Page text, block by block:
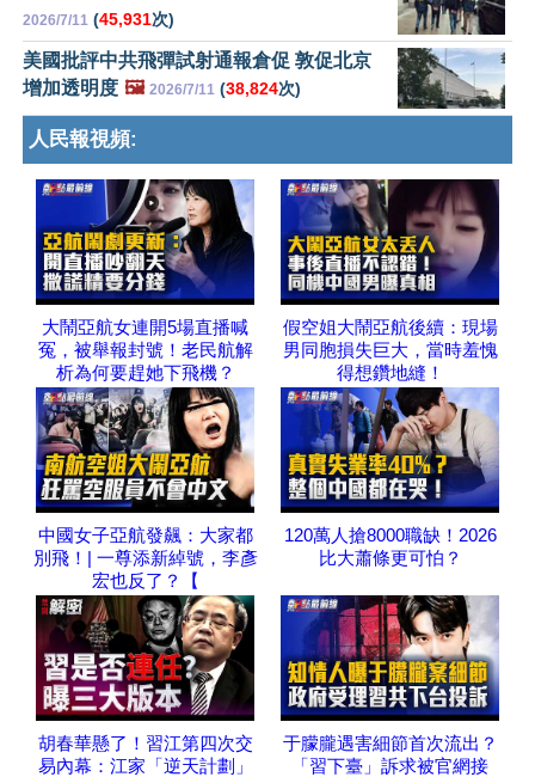
2026/7/11 (45,931次)
美國批評中共飛彈試射通報倉促 敦促北京
增加透明度 🖼️ 2026/7/11 (38,824次)
人民報視頻:
大鬧亞航女連開5場直播喊
冤，被舉報封號！老民航解
析為何要趕她下飛機？
假空姐大鬧亞航後續：現場
男同胞損失巨大，當時羞愧
得想鑽地縫！
中國女子亞航發飆：大家都
別飛！| 一尊添新綽號，李彥
宏也反了？【
120萬人搶8000職缺！2026
比大蕭條更可怕？
胡春華懸了！習江第四次交
易內幕：江家「逆天計劃」
于朦朧遇害細節首次流出？
「習下臺」訴求被官網接